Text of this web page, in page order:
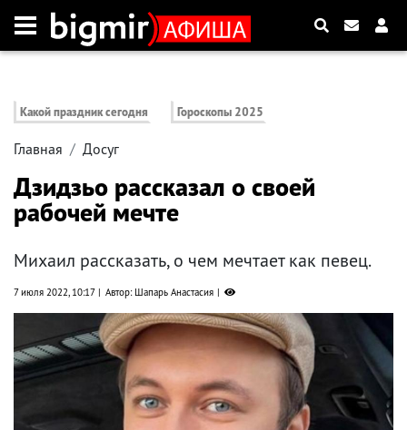
Какой праздник сегодня Гороскопы 2025
Главная Досуг
Дзидзьо рассказал о своей
рабочей мечте
Михаил рассказать, о чем мечтает как певец.
7 июля 2022, 10:17 Автор: Шапарь Анастасия